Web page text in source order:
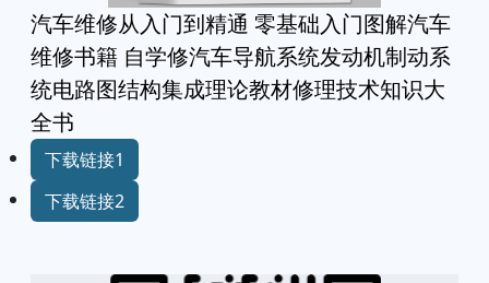
汽车维修从入门到精通 零基础入门图解汽车
维修书籍 自学修汽车导航系统发动机制动系
统电路图结构集成理论教材修理技术知识大
全书
下载链接1
下载链接2